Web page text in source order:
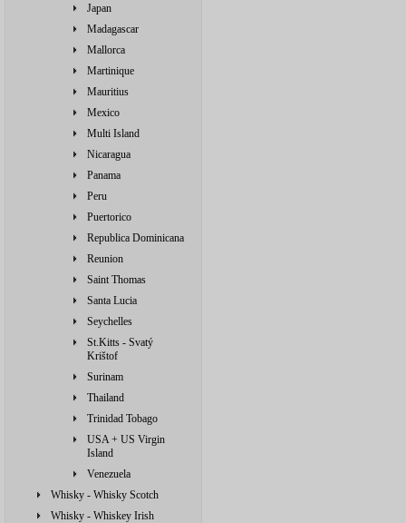
Japan
Madagascar
Mallorca
Martinique
Mauritius
Mexico
Multi Island
Nicaragua
Panama
Peru
Puertorico
Republica Dominicana
Reunion
Saint Thomas
Santa Lucia
Seychelles
St.Kitts - Svatý
Krištof
Surinam
Thailand
Trinidad Tobago
USA + US Virgin
Island
Venezuela
Whisky - Whisky Scotch
Whisky - Whiskey Irish